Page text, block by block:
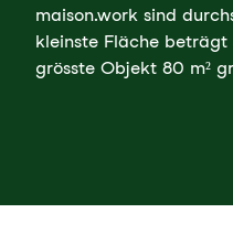
maison.work sind
kleinste Fläche beträgt
grösste Objekt 80 m²